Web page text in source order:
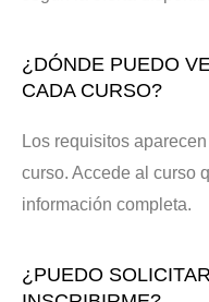
¿DÓNDE PUEDO
CADA CURSO?
Los requisitos
curso. Accede al curso
información completa.
¿PUEDO